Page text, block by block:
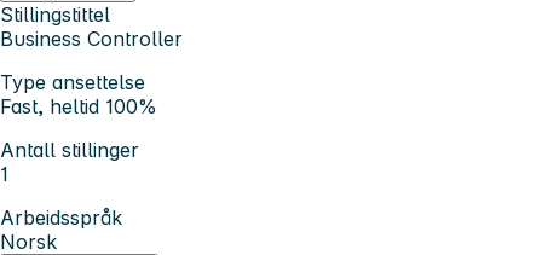
Stillingstittel
Business Controller
Type ansettelse
Fast, heltid 100%
Antall stillinger
1
Arbeidsspråk
Norsk